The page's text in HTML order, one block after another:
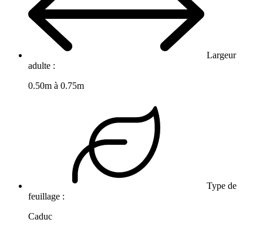
Largeur
adulte :
0.50m à 0.75m
Type de
feuillage :
Caduc